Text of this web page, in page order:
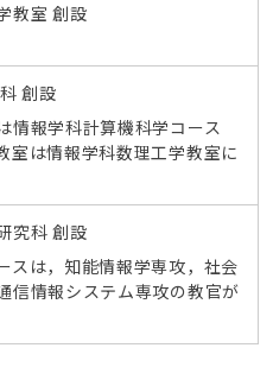
教室 創設
創設
情報学科計算機科学コース
室は情報学科数理工学教室に
究科 創設
スは，知能情報学専攻，社会
信情報システム専攻の教官が